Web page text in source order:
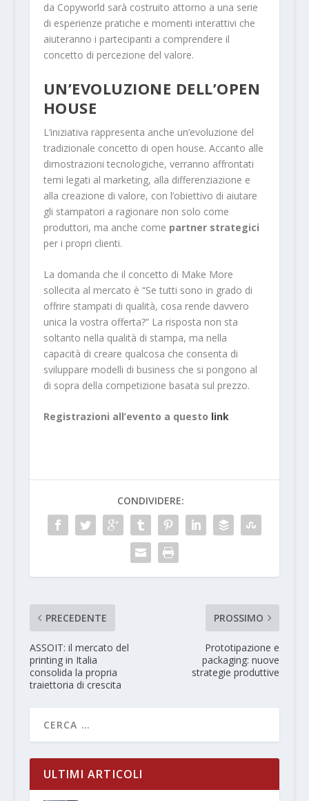
da Copyworld sarà costruito attorno a una serie
di esperienze pratiche e momenti interattivi che
aiuteranno i partecipanti a comprendere il
concetto di percezione del valore.
UN’EVOLUZIONE DELL’OPEN
HOUSE
L’iniziativa rappresenta anche un’evoluzione del
tradizionale concetto di open house. Accanto alle
dimostrazioni tecnologiche, verranno affrontati
temi legati al marketing, alla differenziazione e
alla creazione di valore, con l’obiettivo di aiutare
gli stampatori a ragionare non solo come
produttori, ma anche come partner strategici
per i propri clienti.
La domanda che il concetto di Make More
sollecita al mercato è “Se tutti sono in grado di
offrire stampati di qualità, cosa rende davvero
unica la vostra offerta?” La risposta non sta
soltanto nella qualità di stampa, ma nella
capacità di creare qualcosa che consenta di
sviluppare modelli di business che si pongono al
di sopra della competizione basata sul prezzo.
Registrazioni all’evento a questo link
CONDIVIDERE:
PRECEDENTE
ASSOIT: il mercato del
printing in Italia
consolida la propria
traiettoria di crescita
PROSSIMO
Prototipazione e
packaging: nuove
strategie produttive
ULTIMI ARTICOLI